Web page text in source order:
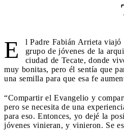
E
l Padre Fabián Arrieta viajó
grupo de jóvenes de la
ciudad de Tecate, donde
muy bonitas, pero él sentía que
una semilla para que esa fe
“Compartir el Evangelio y
pero se necesita de una
para eso. Entonces, yo dejé la
jóvenes vinieran, y vinieron. Se